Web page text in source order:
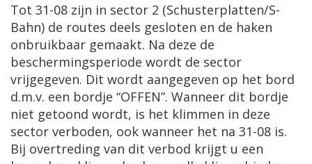
Tot 31-08 zijn in sector 2 (Schusterplatten/S-
Bahn) de routes deels gesloten en de haken
onbruikbaar gemaakt. Na deze de
beschermingsperiode wordt de sector
vrijgegeven. Dit wordt aangegeven op het bord
d.m.v. een bordje “OFFEN”. Wanneer dit bordje
niet getoond wordt, is het klimmen in deze
sector verboden, ook wanneer het na 31-08 is.
Bij overtreding van dit verbod krijgt u een